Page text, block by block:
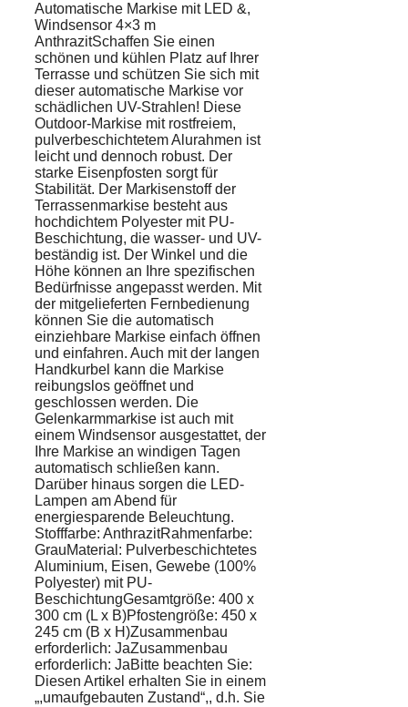
Automatische Markise mit LED &,
Windsensor 4×3 m
AnthrazitSchaffen Sie einen
schönen und kühlen Platz auf Ihrer
Terrasse und schützen Sie sich mit
dieser automatische Markise vor
schädlichen UV-Strahlen! Diese
Outdoor-Markise mit rostfreiem,
pulverbeschichtetem Alurahmen ist
leicht und dennoch robust. Der
starke Eisenpfosten sorgt für
Stabilität. Der Markisenstoff der
Terrassenmarkise besteht aus
hochdichtem Polyester mit PU-
Beschichtung, die wasser- und UV-
beständig ist. Der Winkel und die
Höhe können an Ihre spezifischen
Bedürfnisse angepasst werden. Mit
der mitgelieferten Fernbedienung
können Sie die automatisch
einziehbare Markise einfach öffnen
und einfahren. Auch mit der langen
Handkurbel kann die Markise
reibungslos geöffnet und
geschlossen werden. Die
Gelenkarmmarkise ist auch mit
einem Windsensor ausgestattet, der
Ihre Markise an windigen Tagen
automatisch schließen kann.
Darüber hinaus sorgen die LED-
Lampen am Abend für
energiesparende Beleuchtung.
Stofffarbe: AnthrazitRahmenfarbe:
GrauMaterial: Pulverbeschichtetes
Aluminium, Eisen, Gewebe (100%
Polyester) mit PU-
BeschichtungGesamtgröße: 400 x
300 cm (L x B)Pfostengröße: 450 x
245 cm (B x H)Zusammenbau
erforderlich: JaZusammenbau
erforderlich: JaBitte beachten Sie:
Diesen Artikel erhalten Sie in einem
„,umaufgebauten Zustand“,, d.h. Sie